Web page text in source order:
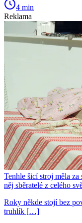
4 min
Reklama
Tenhle šicí stroj měla
něj sběratelé z celého
Roky někde stojí bez
truhlík […]